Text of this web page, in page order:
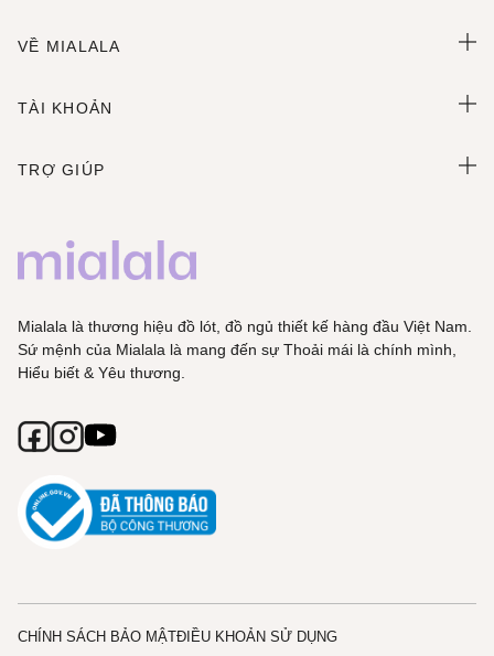
VỀ MIALALA
TÀI KHOẢN
TRỢ GIÚP
Mialala là thương hiệu đồ lót, đồ ngủ thiết kế hàng đầu Việt Nam.
Sứ mệnh của Mialala là mang đến sự Thoải mái là chính mình,
Hiểu biết & Yêu thương.
CHÍNH SÁCH BẢO MẬTĐIỀU KHOẢN SỬ DỤNG